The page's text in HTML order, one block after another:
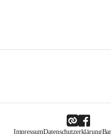
ImpressumDatenschutzerklärung